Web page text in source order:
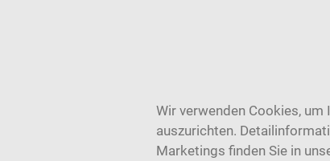
Wir verwenden Cookies,
auszurichten.
Marketings finden Sie in